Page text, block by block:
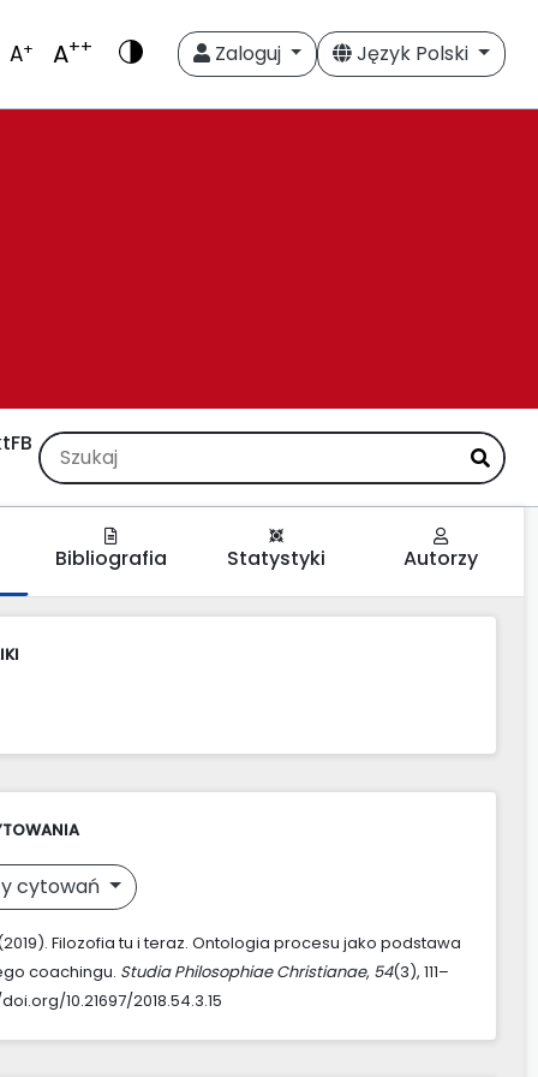
A+ A++ Zaloguj Język Polski
FB
Bibliografia Statystyki Autorzy
cytowań
Filozofia tu i teraz. Ontologia procesu jako podstawa
coachingu. Studia Philosophiae Christianae, 54(3), 111–
10.21697/2018.54.3.15